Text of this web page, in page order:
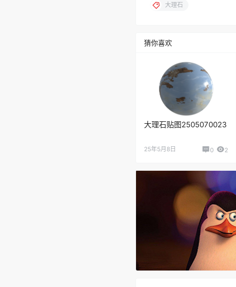
大理石
猜你喜欢
大理石贴图2505070023
25年5月8日 0 2